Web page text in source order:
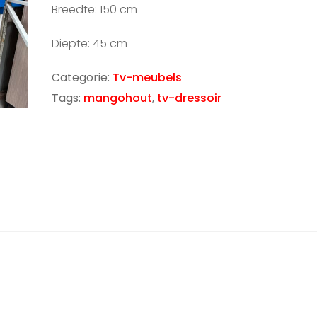
Breedte: 150 cm
Diepte: 45 cm
Categorie: Tv-meubels
Tags: mangohout, tv-dressoir